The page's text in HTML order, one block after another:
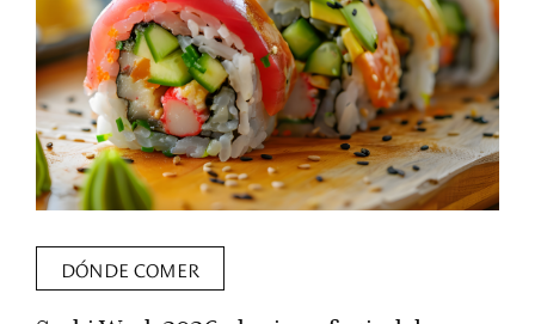
DÓNDE COMER